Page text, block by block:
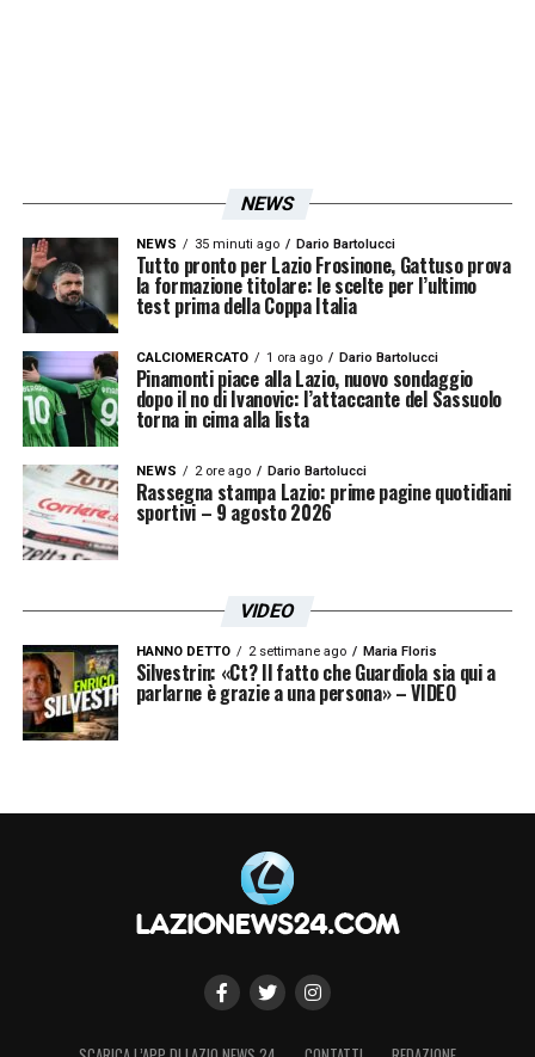
NEWS
NEWS 35 minuti ago Dario Bartolucci
Tutto pronto per Lazio Frosinone, Gattuso prova
la formazione titolare: le scelte per l’ultimo
test prima della Coppa Italia
CALCIOMERCATO 1 ora ago Dario Bartolucci
Pinamonti piace alla Lazio, nuovo sondaggio
dopo il no di Ivanovic: l’attaccante del Sassuolo
torna in cima alla lista
NEWS 2 ore ago Dario Bartolucci
Rassegna stampa Lazio: prime pagine quotidiani
sportivi – 9 agosto 2026
VIDEO
HANNO DETTO 2 settimane ago Maria Floris
Silvestrin: «Ct? Il fatto che Guardiola sia qui a
parlarne è grazie a una persona» – VIDEO